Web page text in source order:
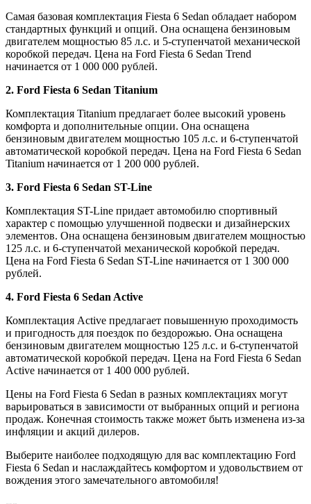
Самая базовая комплектация Fiesta 6 Sedan обладает набором
стандартных функций и опций. Она оснащена бензиновым
двигателем мощностью 85 л.с. и 5-ступенчатой механической
коробкой передач. Цена на Ford Fiesta 6 Sedan Trend
начинается от 1 000 000 рублей.
2. Ford Fiesta 6 Sedan Titanium
Комплектация Titanium предлагает более высокий уровень
комфорта и дополнительные опции. Она оснащена
бензиновым двигателем мощностью 105 л.с. и 6-ступенчатой
автоматической коробкой передач. Цена на Ford Fiesta 6 Sedan
Titanium начинается от 1 200 000 рублей.
3. Ford Fiesta 6 Sedan ST-Line
Комплектация ST-Line придает автомобилю спортивный
характер с помощью улучшенной подвески и дизайнерских
элементов. Она оснащена бензиновым двигателем мощностью
125 л.с. и 6-ступенчатой механической коробкой передач.
Цена на Ford Fiesta 6 Sedan ST-Line начинается от 1 300 000
рублей.
4. Ford Fiesta 6 Sedan Active
Комплектация Active предлагает повышенную проходимость
и пригодность для поездок по бездорожью. Она оснащена
бензиновым двигателем мощностью 125 л.с. и 6-ступенчатой
автоматической коробкой передач. Цена на Ford Fiesta 6 Sedan
Active начинается от 1 400 000 рублей.
Цены на Ford Fiesta 6 Sedan в разных комплектациях могут
варьироваться в зависимости от выбранных опций и региона
продаж. Конечная стоимость также может быть изменена из-за
инфляции и акций дилеров.
Выберите наиболее подходящую для вас комплектацию Ford
Fiesta 6 Sedan и наслаждайтесь комфортом и удовольствием от
вождения этого замечательного автомобиля!